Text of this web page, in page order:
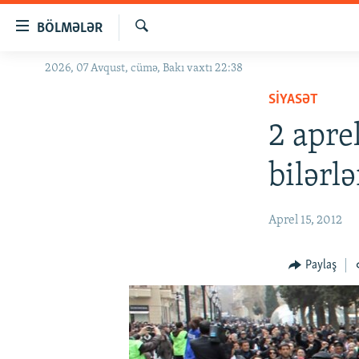
BÖLMƏLƏR
GÜNDƏM
Axtar
2026, 07 Avqust, cümə, Bakı vaxtı 22:38
SIYASƏT
2
Aprel 15, 2012
Paylaş